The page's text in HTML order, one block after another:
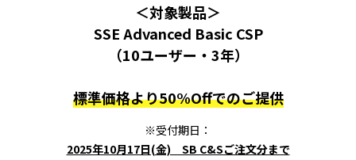
＜対象製品＞
SSE Advanced Basic CSP
（10ユーザー・3年）
標準価格より50%Offでのご提供
※受付期日：
2025年10月17日(金) SB C&Sご注文分まで